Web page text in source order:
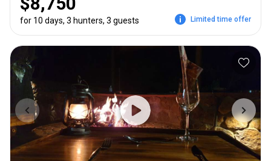
for 10 days, 3 hunters, 3 guests Limited time offer